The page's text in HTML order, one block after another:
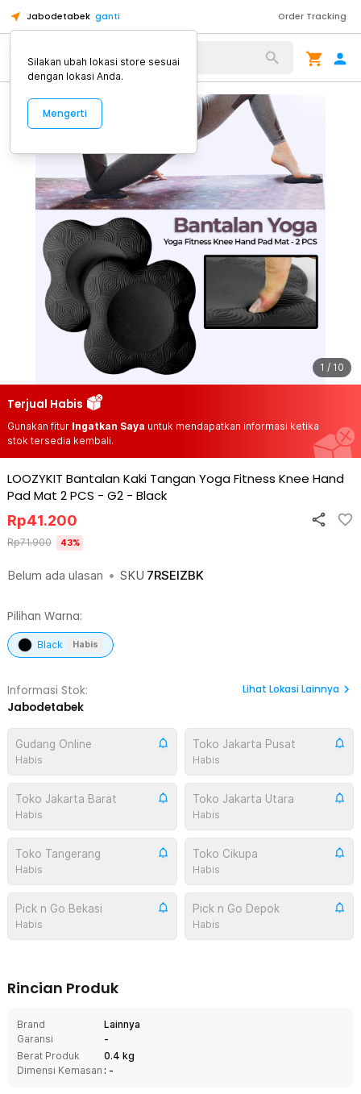
Jabodetabek ganti Order Tracking
Alat Kopi
1 / 10
Terjual Habis
Gunakan fitur Ingatkan Saya untuk mendapatkan informasi ketika
stok tersedia kembali.
LOOZYKIT Bantalan Kaki Tangan Yoga Fitness Knee Hand
Pad Mat 2 PCS - G2 - Black
Belum ada ulasan • SKU 7RSEIZBK
Rp41.200
Rp71.900 43%
Pilihan Warna:
Black Habis
Informasi Stok:
Jabodetabek
Lihat Lokasi Lainnya
Gudang Online
Habis
Toko Jakarta Pusat
Habis
Toko Jakarta Barat
Habis
Toko Jakarta Utara
Habis
Toko Tangerang
Habis
Toko Cikupa
Habis
Pick n Go Bekasi
Habis
Pick n Go Depok
Habis
Rincian Produk
Brand
Lainnya
Garansi
-
Berat Produk
0.4 kg
Dimensi Kemasan : -
Silakan ubah lokasi store sesuai
dengan lokasi Anda.
Mengerti